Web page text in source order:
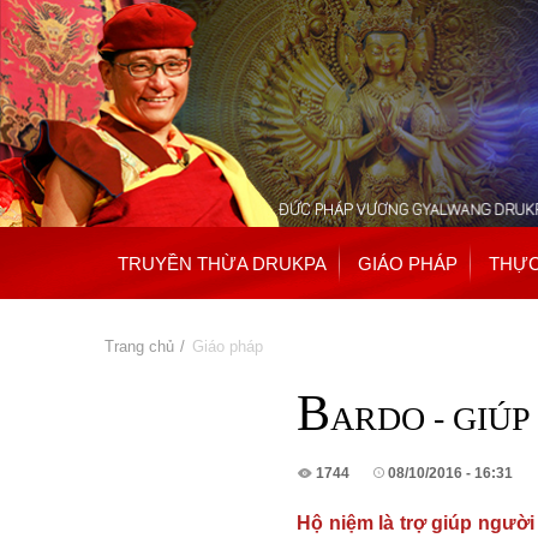
TRUYỀN THỪA DRUKPA GIÁO PHÁP
Trang chủ » Giáo pháp
BARDO -
1744 08/10/2016 - 16:31
Hộ niệm là trợ giúp